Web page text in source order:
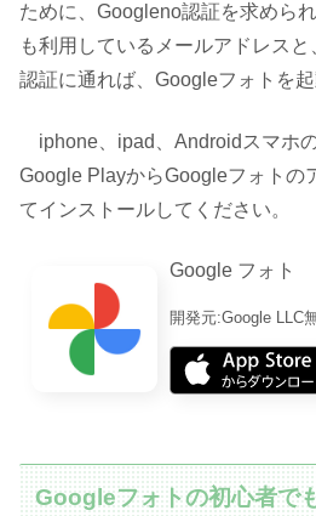
ために、Googleno認証を求めら
も利用しているメールアドレス
認証に通れば、Googleフォトを起
iphone、ipad、Androidスマホ
Google PlayからGoogleフォトの
てインストールしてください。
Google フォト
開発元:Google LLC
Googleフォトの初心者で